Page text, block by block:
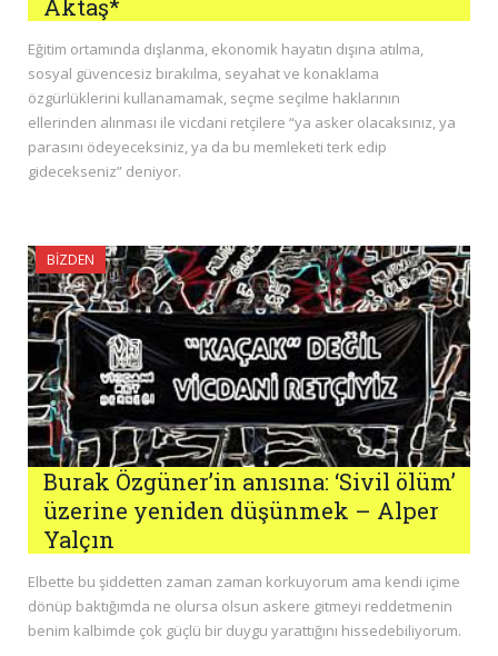
Aktaş*
Eğitim ortamında dışlanma, ekonomik hayatın dışına atılma,
sosyal güvencesiz bırakılma, seyahat ve konaklama
özgürlüklerini kullanamamak, seçme seçilme haklarının
ellerinden alınması ile vicdani retçilere “ya asker olacaksınız, ya
parasını ödeyeceksiniz, ya da bu memleketi terk edip
gidecekseniz” deniyor.
BIZDEN
Burak Özgüner’in anısına: ‘Sivil ölüm’
üzerine yeniden düşünmek – Alper
Yalçın
Elbette bu şiddetten zaman zaman korkuyorum ama kendi içime
dönüp baktığımda ne olursa olsun askere gitmeyi reddetmenin
benim kalbimde çok güçlü bir duygu yarattığını hissedebiliyorum.